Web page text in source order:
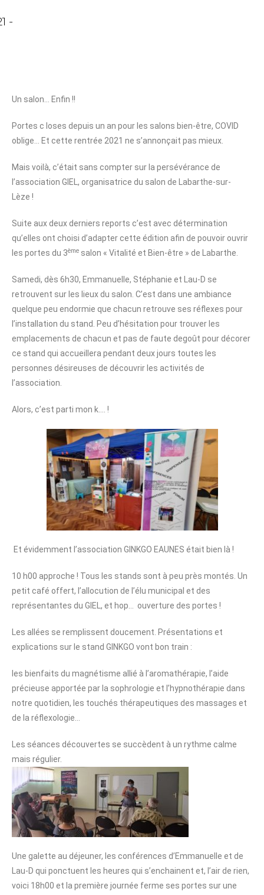
-
Un salon… Enfin !!
Portes c loses depuis un an pour les salons bien-être, COVID
oblige… Et cette rentrée 2021 ne s’annonçait pas mieux.
Mais voilà, c’était sans compter sur la persévérance de
l’association GIEL, organisatrice du salon de Labarthe-sur-
Lèze !
Suite aux deux derniers reports c’est avec détermination
qu’elles ont choisi d’adapter cette édition afin de pouvoir ouvrir
les portes du 3ème salon « Vitalité et Bien-être » de Labarthe.
Samedi, dès 6h30, Emmanuelle, Stéphanie et Lau-D se
retrouvent sur les lieux du salon. C’est dans une ambiance
quelque peu endormie que chacun retrouve ses réflexes pour
l’installation du stand. Peu d’hésitation pour trouver les
emplacements de chacun et pas de faute degoût pour décorer
ce stand qui accueillera pendant deux jours toutes les
personnes désireuses de découvrir les activités de
l’association.
Alors, c’est parti mon k…. !
Et évidemment l’association GINKGO EAUNES était bien là !
10 h00 approche ! Tous les stands sont à peu près montés. Un
petit café offert, l’allocution de l’élu municipal et des
représentantes du GIEL, et hop… ouverture des portes !
Les allées se remplissent doucement. Présentations et
explications sur le stand GINKGO vont bon train :
les bienfaits du magnétisme allié à l’aromathérapie, l’aide
précieuse apportée par la sophrologie et l’hypnothérapie dans
notre quotidien, les touchés thérapeutiques des massages et
de la réflexologie…
Les séances découvertes se succèdent à un rythme calme
mais régulier.
Une galette au déjeuner, les conférences d’Emmanuelle et de
Lau-D qui ponctuent les heures qui s’enchainent et, l’air de rien,
voici 18h00 et la première journée ferme ses portes sur une